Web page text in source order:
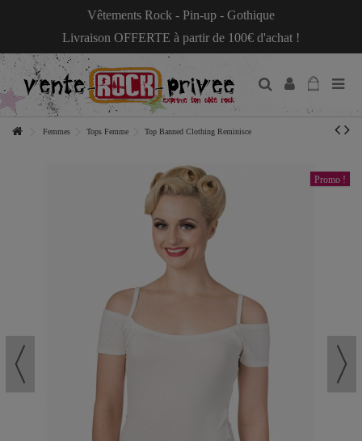
Vêtements Rock - Pin-up - Gothique
Livraison OFFERTE à partir de 100€ d'achat !
Femmes Tops Femme Top Banned Clothing Reminisce
Promo !